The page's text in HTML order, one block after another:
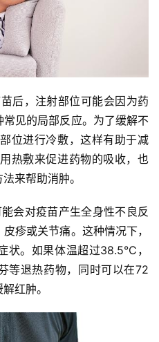
后，注射部位可能会因为药
见的局部反应。为了缓解不
位进行冷敷，这样有助于减
热敷来促进药物的吸收，也
来帮助消肿。
会对疫苗产生全身性不良反
疹或关节痛。这种情况下，
。如果体温超过38.5°C，
等退热药物，同时可以在72
红肿。